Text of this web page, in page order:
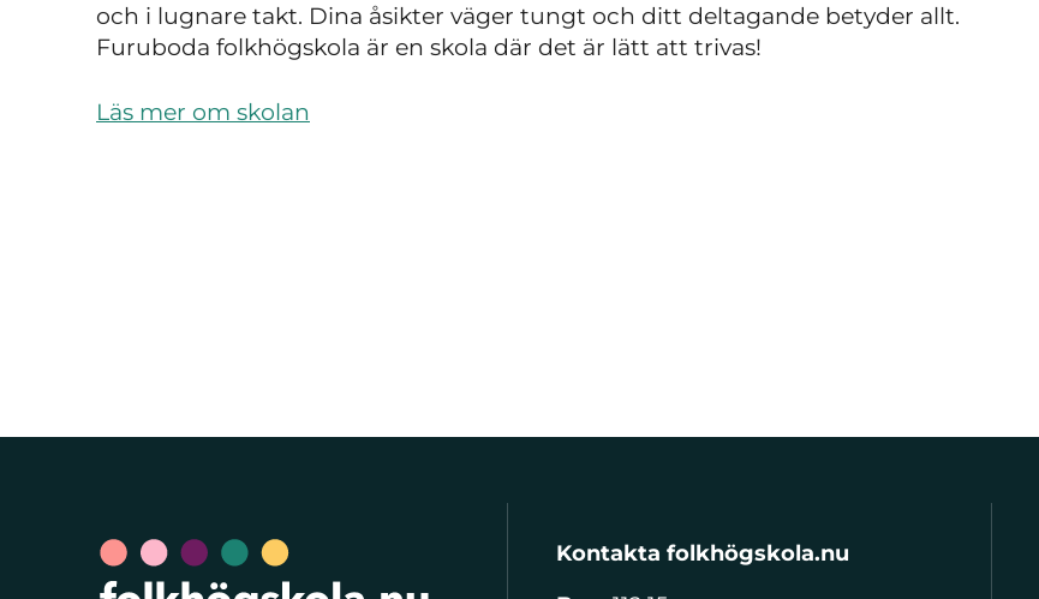
och i lugnare takt. Dina åsikter väger tungt och ditt deltagande betyder allt.
Furuboda folkhögskola är en skola där det är lätt att trivas!
Läs mer om skolan
Kontakta folkhögskola.nu